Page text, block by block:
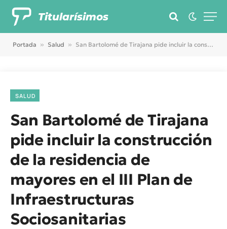
Titularísimos
Portada » Salud » San Bartolomé de Tirajana pide incluir la construcción de la residencia de mayores en el III Plan de Infraestructuras Sociosanitarias
SALUD
San Bartolomé de Tirajana
pide incluir la construcción
de la residencia de
mayores en el III Plan de
Infraestructuras
Sociosanitarias